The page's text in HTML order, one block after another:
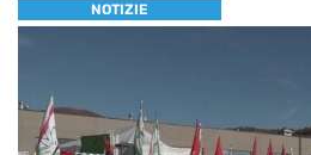
NOTIZIE